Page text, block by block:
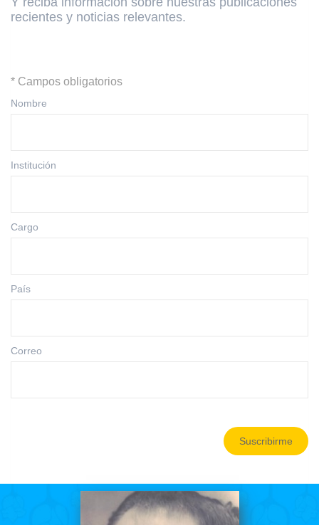
recientes y noticias relevantes.
* Campos obligatorios
Nombre
Institución
Cargo
País
Correo
Suscribirme